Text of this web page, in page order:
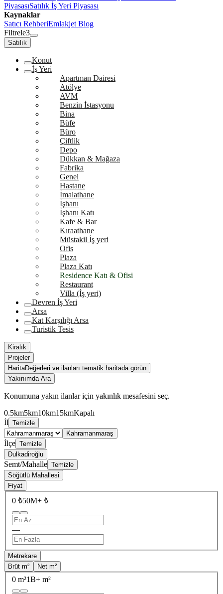
PiyasasıSatılık İş Yeri Piyasası
Kaynaklar
Satıcı RehberiEmlakjet Blog
Filtrele3
Satılık
Konut
İş Yeri
Apartman Dairesi
Atölye
AVM
Benzin İstasyonu
Bina
Büfe
Büro
Çiftlik
Depo
Dükkan & Mağaza
Fabrika
Genel
Hastane
İmalathane
İşhanı
İşhanı Katı
Kafe & Bar
Kıraathane
Müstakil İş yeri
Ofis
Plaza
Plaza Katı
Residence Katı & Ofisi
Restaurant
Villa (İş yeri)
Devren İş Yeri
Arsa
Kat Karşılığı Arsa
Turistik Tesis
Kiralık
Projeler
HaritaDeğerleri ve ilanları tematik haritada görün
Yakınımda Ara
Konumuna yakın ilanlar için yakınlık mesafesini seç.
0.5km5km10km15kmKapalı
İl Temizle
Kahramanmaraş
İlçe Temizle
Dulkadiroğlu
Semt/Mahalle Temizle
Söğütlü Mahallesi
Fiyat
0 ₺50M+ ₺
—
Metrekare
Brüt m²
Net m²
0 m²1B+ m²